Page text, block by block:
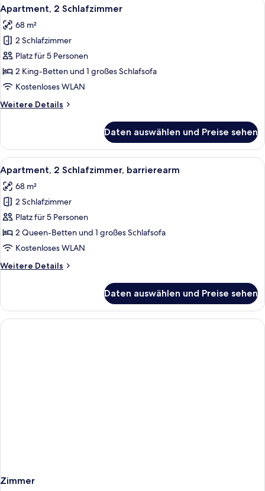
Fotos
für
Apartment,
2 Schlafzimmer
anzeigen
6
Apartment, 2 Schlafzimmer
68 m²
2 Schlafzimmer
Platz für 5 Personen
2 King-Betten und 1 großes Schlafsofa
Kostenloses WLAN
Weitere Details
Weitere
2 Schlafzimmer
Daten auswählen und Preise sehen
Alle
Fotos
für
Apartment,
2 Schlafzimmer,
barrierearm
anzeigen
Ein modernes Wohnzimmer mit
6
Apartment, 2 Schlafzimmer, barrierearm
68 m²
2 Schlafzimmer
Platz für 5 Personen
2 Queen-Betten und 1 großes Schlafsofa
Kostenloses WLAN
Weitere Details
Weitere
2 Schlafzimmer,
barrierearm
Daten auswählen und Preise sehen
Zimmer